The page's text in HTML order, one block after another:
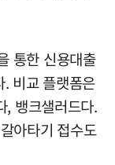
통한 신용대출
비교 플랫폼은
, 뱅크샐러드다.
아타기 접수도